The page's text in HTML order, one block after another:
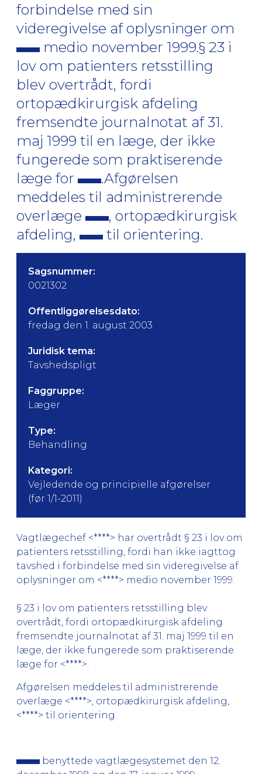
forbindelse med sin
videregivelse af oplysninger om
medio november 1999.§ 23 i
lov om patienters retsstilling
blev overtrådt, fordi
ortopædkirurgisk afdeling
fremsendte journalnotat af 31.
maj 1999 til en læge, der ikke
fungerede som praktiserende
læge for
.Afgørelsen
meddeles til administrerende
overlæge
, ortopædkirurgisk
afdeling,
til orientering.
Sagsnummer:
0021302
Offentliggørelsesdato:
fredag den 1. august 2003
Juridisk tema:
Tavshedspligt
Faggruppe:
Læger
Type:
Behandling
Kategori:
Vejledende og principielle afgørelser
(før 1/1-2011)
Vagtlægechef <****> har overtrådt § 23 i lov om
patienters retsstilling, fordi han ikke iagttog
tavshed i forbindelse med sin videregivelse af
oplysninger om <****> medio november 1999.
§ 23 i lov om patienters retsstilling blev
overtrådt, fordi ortopædkirurgisk afdeling
fremsendte journalnotat af 31. maj 1999 til en
læge, der ikke fungerede som praktiserende
læge for <****>.
Afgørelsen meddeles til administrerende
overlæge <****>, ortopædkirurgisk afdeling,
<****> til orientering.
benyttede vagtlægesystemet den 12.